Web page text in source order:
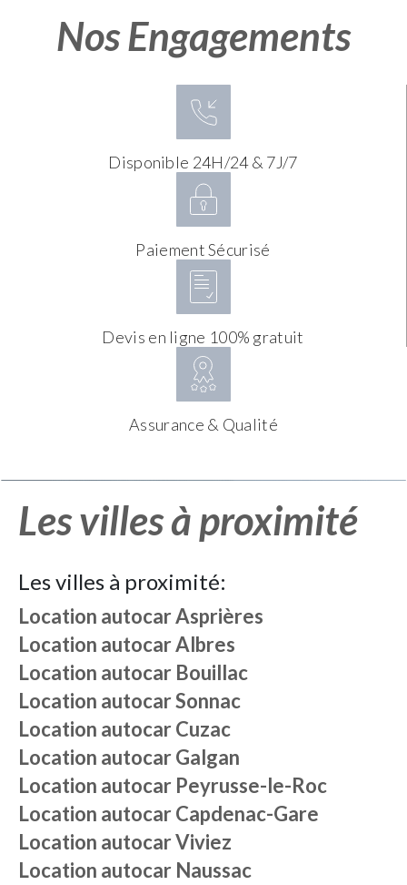
Nos Engagements
Disponible 24H/24 & 7J/7
Paiement Sécurisé
Devis en ligne 100% gratuit
Assurance & Qualité
Les villes à proximité
Les villes à proximité:
Location autocarAsprières
Location autocarAlbres
Location autocar Bouillac
Location autocarSonnac
Location autocarCuzac
Location autocarGalgan
Location autocar Peyrusse-le-Roc
Location autocarCapdenac-Gare
Location autocarViviez
Location autocar Naussac